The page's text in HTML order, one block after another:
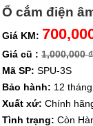
Ổ cắm điện
Giá KM:
Giá cũ : 1,000,000 ₫
Mã SP: SPU-3S
Bảo hành: 12 tháng
Xuất xứ: Chính
Tình trạng: Còn